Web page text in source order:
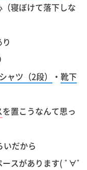
寝ぼけて落下しな
ャツ（2段） ・ 靴下
を置こうなんて思っ
だから
スがあります( ﾟ∀ﾟ